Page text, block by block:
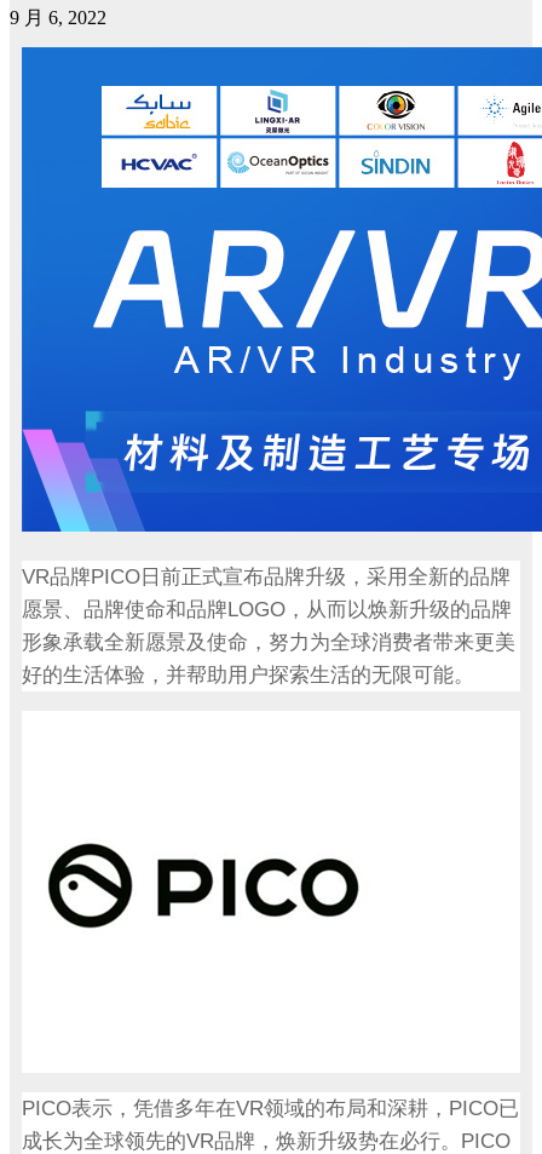
9 月 6, 2022
VR品牌PICO 日前正式宣布品牌升级，采用全新的品牌
愿景、品牌使命和品牌LOGO ，从而以焕新升级的品牌
形象承载全新愿景及使命，努力为全球消费者带来更美
好的生活体验，并帮助用户探索生活的无限可能。
PICO表示，凭借多年在VR领域的布局和深耕， PICO已
成长为全球领先的VR品牌，焕新升级势在必行。 PICO